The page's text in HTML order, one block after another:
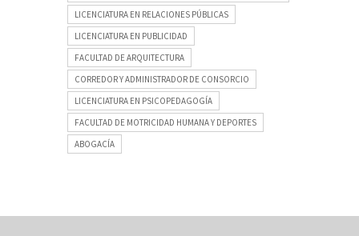
LICENCIATURA EN RELACIONES PÚBLICAS
LICENCIATURA EN PUBLICIDAD
FACULTAD DE ARQUITECTURA
CORREDOR Y ADMINISTRADOR DE CONSORCIO
LICENCIATURA EN PSICOPEDAGOGÍA
FACULTAD DE MOTRICIDAD HUMANA Y DEPORTES
ABOGACÍA